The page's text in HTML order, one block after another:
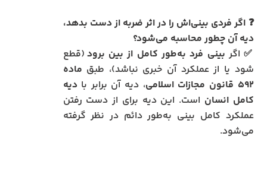
❓ اگر فردی بینی‌اش را در اثر ضربه از دست بدهد،
دیه آن چطور محاسبه می‌شود؟
✅ اگر بینی فرد به‌طور کامل از بین برود (قطع
شود یا از عملکرد آن خبری نباشد)، طبق ماده
۵۹۲ قانون مجازات اسلامی
، دیه آن برابر بادیه
کامل انسان است. این دیه برای از دست رفتن
عملکرد کامل بینی به‌طور دائم در نظر گرفته
می‌شود.